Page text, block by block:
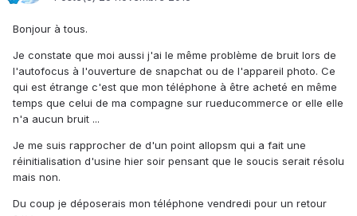
Bonjour à tous.
Je constate que moi aussi j'ai le même problème de bruit lors de
l'autofocus à l'ouverture de snapchat ou de l'appareil photo. Ce
qui est étrange c'est que mon téléphone à être acheté en même
temps que celui de ma compagne sur rueducommerce or elle elle
n'a aucun bruit ...
Je me suis rapprocher de d'un point allopsm qui a fait une
réinitialisation d'usine hier soir pensant que le soucis serait résolu
mais non.
Du coup je déposerais mon téléphone vendredi pour un retour